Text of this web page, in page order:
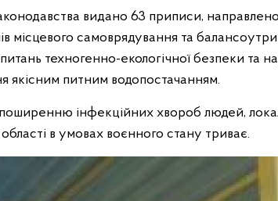
видано 63 приписи, направлено
місцевого самоврядування та
техногенно-екологічної безпеки та
якісним питним водопостачанням.
інфекційних хвороб людей,
області в умовах воєнного стану триває.